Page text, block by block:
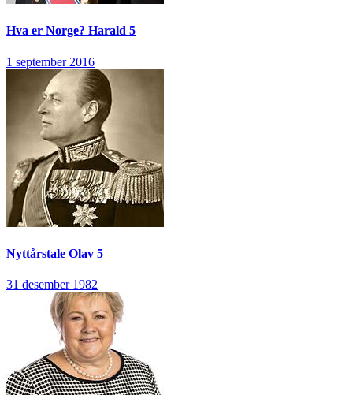
Hva er Norge? Harald 5
1 september 2016
Nyttårstale Olav 5
31 desember 1982